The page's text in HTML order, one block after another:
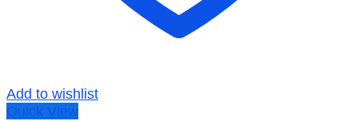
Add to wishlist
Quick View